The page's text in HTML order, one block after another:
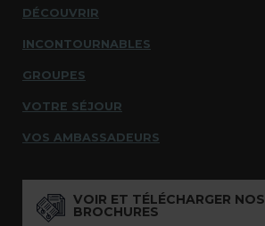
DÉCOUVRIR
INCONTOURNABLES
GROUPES
VOTRE SÉJOUR
VOS AMBASSADEURS
VOIR ET TÉLÉCHARGER NOS
BROCHURES